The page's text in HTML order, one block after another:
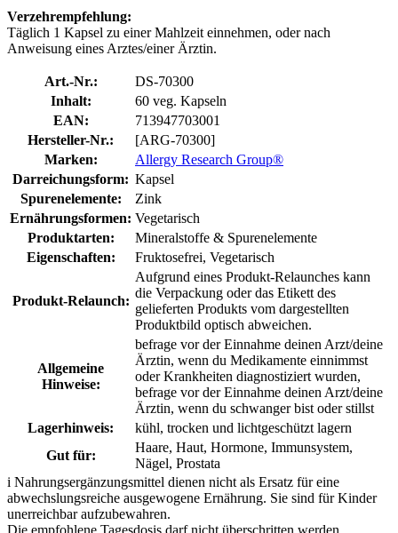
Verzehrempfehlung:
Täglich 1 Kapsel zu einer Mahlzeit einnehmen, oder nach
Anweisung eines Arztes/einer Ärztin.
Art.-Nr.:
DS-70300
Inhalt:
60 veg. Kapseln
EAN:
713947703001
Hersteller-Nr.:
[ARG-70300]
Marken:
Allergy Research Group®
Darreichungsform: Kapsel
Spurenelemente:
Zink
Ernährungsformen: Vegetarisch
Produktarten:
Mineralstoffe & Spurenelemente
Eigenschaften:
Fruktosefrei, Vegetarisch
Produkt-Relaunch:
Aufgrund eines Produkt-Relaunches kann
die Verpackung oder das Etikett des
gelieferten Produkts vom dargestellten
Produktbild optisch abweichen.
Allgemeine
Hinweise:
befrage vor der Einnahme deinen Arzt/deine
Ärztin, wenn du Medikamente einnimmst
oder Krankheiten diagnostiziert wurden,
befrage vor der Einnahme deinen Arzt/deine
Ärztin, wenn du schwanger bist oder stillst
Lagerhinweis:
kühl, trocken und lichtgeschützt lagern
Gut für:
Haare, Haut, Hormone, Immunsystem,
Nägel, Prostata
i Nahrungsergänzungsmittel dienen nicht als Ersatz für eine
abwechslungsreiche ausgewogene Ernährung. Sie sind für Kinder
unerreichbar aufzubewahren.
Die empfohlene Tagesdosis darf nicht überschritten werden.